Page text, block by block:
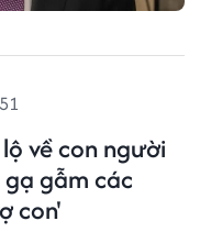
về con người
gẫm các
con'